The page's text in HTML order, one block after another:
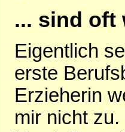
... sind oft
Eigentlich
erste
Erzieherin
mir nicht